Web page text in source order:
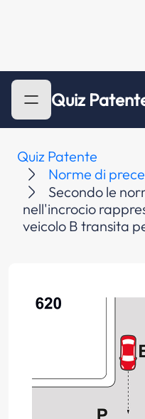
Quiz
Quiz Patente
Norme di
Secondo le
nell'incrocio
veicolo B transita